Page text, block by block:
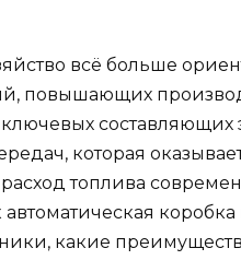
всё больше
повышающих
составляющих
которая
топлива
какие